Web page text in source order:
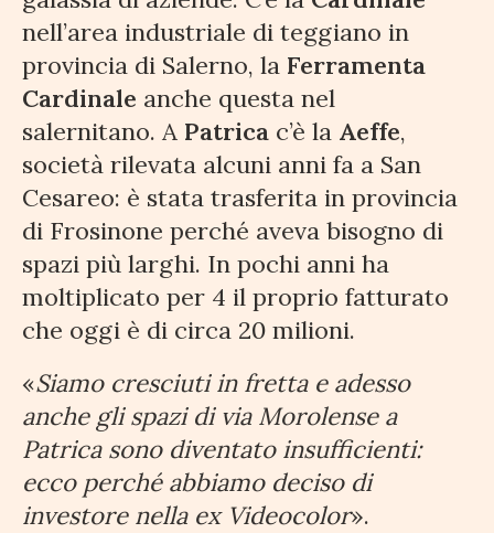
nell’area industriale di teggiano in
provincia di Salerno, la Ferramenta
Cardinale anche questa nel
salernitano. A Patrica c’è la Aeffe,
società rilevata alcuni anni fa a San
Cesareo: è stata trasferita in provincia
di Frosinone perché aveva bisogno di
spazi più larghi. In pochi anni ha
moltiplicato per 4 il proprio fatturato
che oggi è di circa 20 milioni.
«Siamo cresciuti in fretta e adesso
anche gli spazi di via Morolense a
Patrica sono diventato insufficienti:
ecco perché abbiamo deciso di
investore nella ex Videocolor».